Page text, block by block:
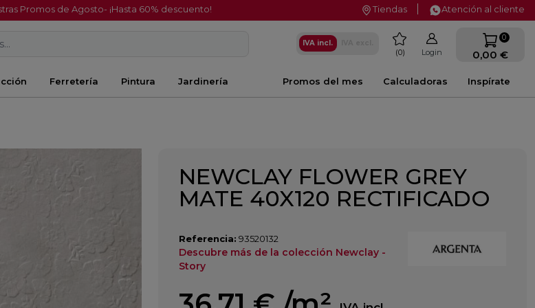
Promos de Agosto- ¡Hasta 60% descuento! Tiendas Atención al cliente
IVA incl. favorite
0 Login
0
0,00 €
Ferretería Pintura Jardinería Inspírate
Calculadoras
Promos del mes
NEWCLAY FLOWER GREY
MATE 40X120 RECTIFICADO
Referencia: 93520132
Descubre más de la colección Newclay -
Story